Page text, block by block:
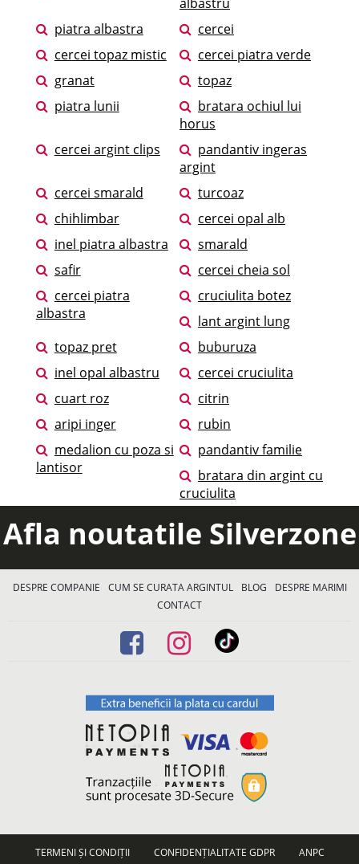
piatra albastra
cercei
cercei topaz mistic
cercei piatra verde
granat
topaz
piatra lunii
bratara ochiul lui
horus
cercei argint clips
pandantiv ingeras
argint
cercei smarald
turcoaz
chihlimbar
cercei opal alb
inel piatra albastra
smarald
safir
cercei cheia sol
cercei piatra
albastra
cruciulita botez
lant argint lung
topaz pret
buburuza
inel opal albastru
cercei cruciulita
cuart roz
citrin
aripi inger
rubin
medalion cu poza si
lantisor
pandantiv familie
bratara din argint cu
cruciulita
Afla noutatile Silverzone
DESPRE COMPANIE CUM SE CURATA ARGINTUL BLOG
DESPRE MARIMI
CONTACT
TERMENI ȘI CONDIȚII CONFIDENȚIALITATE GDPR
ANPC